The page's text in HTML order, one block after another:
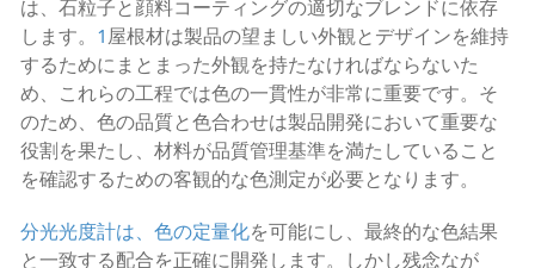
は、石粒子と顔料コーティングの適切なブレンドに依存
します。 1屋根材は製品の望ましい外観とデザインを維持
するためにまとまった外観を持たなければならないた
め、これらの工程では色の一貫性が非常に重要です。そ
のため、色の品質と色合わせは製品開発において重要な
役割を果たし、材料が品質管理基準を満たしていること
を確認するための客観的な色測定が必要となります。
分光光度計は、色の定量化を可能にし、最終的な色結果
と一致する配合を正確に開発します。しかし残念なが